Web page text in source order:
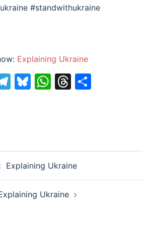
#standwithukraine
Explaining Ukraine
Telegram
Bluesky
WhatsApp
Threads
Explaining Ukraine
Ukraine